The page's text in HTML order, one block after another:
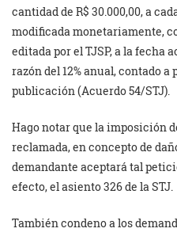
cantidad de R$ 30.000,00, a
modificada monetariamente,
editada por el TJSP, a la fecha
razón del 12% anual, contado
publicación (Acuerdo 54/STJ).
Hago notar que la imposición
reclamada, en concepto de
demandante aceptará tal
efecto, el asiento 326 de la STJ.
También condeno a los